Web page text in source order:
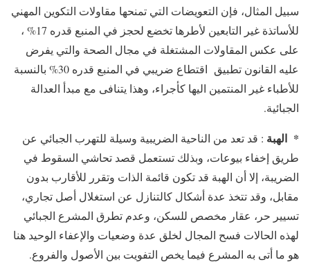
سبيل المثال، فإن التعويضات التي تمنحها مقاولات التكوين المهني
للأساتذة غير التابعين لأطرها تخضع لحجز في المنبع قدره 17% ،
على عكس المقاولات المشتغلة في مجال الصحة والتي يفرض
عليه القانون تطبيق اقتطاع ضريبي في المنبع قدره 30% بالنسبة
للأطباء غير المنتمين اليها كأجراء، وهذا يتنافى مع مبدأ العدالة
الجبائية.
* الهبة : قد تعد من الناحية الضريبية وسيلة للتهرب الجبائي عن
طريق إخفاء بيوعات، وبذلك تستعمل قصد تحاشي السقوط في
الضريبة، إلا أن الهبة قد تكون قائمة الذات وتقرر للأقارب بدون
مقابل، وقد تتخذ عدة أشكال كالتنازل عن استغلال أصل تجاري،
تسيير حر، عقار مخصص للسكن، وعدم تطرق المشرع الجبائي
لهذه الحالات فسح المجال لخلق عدة وضعيات والإعفاء الوحيد هنا
هو ما أتى به المشرع فيما يخص التفويت بين الأصول والفروع.